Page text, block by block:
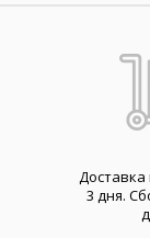
Доставка
3 дня.